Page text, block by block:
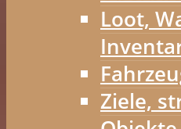
Loot,
Ziele,